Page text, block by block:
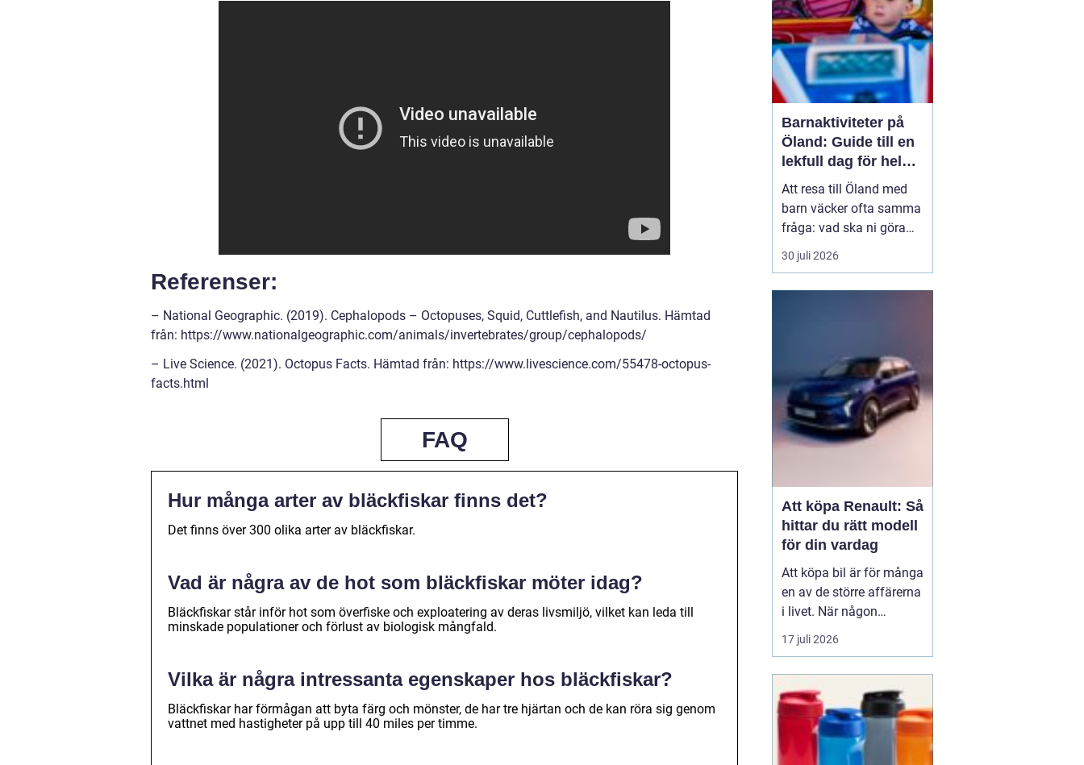
Referenser:
– National Geographic. (2019). Cephalopods – Octopuses, Squid, Cuttlefish, and Nautilus. Hämtad
från: https://www.nationalgeographic.com/animals/invertebrates/group/cephalopods/
– Live Science. (2021). Octopus Facts. Hämtad från: https://www.livescience.com/55478-octopus-
facts.html
FAQ
Hur många arter av bläckfiskar finns det?
Det finns över 300 olika arter av bläckfiskar.
Vad är några av de hot som bläckfiskar möter idag?
Bläckfiskar står inför hot som överfiske och exploatering av deras livsmiljö, vilket kan leda till
minskade populationer och förlust av biologisk mångfald.
Vilka är några intressanta egenskaper hos bläckfiskar?
Bläckfiskar har förmågan att byta färg och mönster, de har tre hjärtan och de kan röra sig genom
vattnet med hastigheter på upp till 40 miles per timme.
Barnaktiviteter på
Öland: Guide till en
lekfull dag för hela
familjen
Att resa till Öland med
barn väcker ofta samma
fråga: vad ska ni göra
för att alla ska trivas,
oavsett ålder och
30 juli 2026
Att köpa Renault: Så
hittar du rätt modell
för din vardag
Att köpa bil är för många
en av de större affärerna
i livet. När någon
funderar på att köpa
Renault Skåne
17 juli 2026